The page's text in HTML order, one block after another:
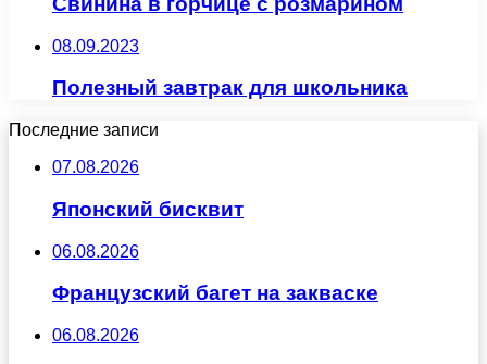
08.09.2023
Полезный завтрак для школьника
Последние записи
07.08.2026
Японский бисквит
06.08.2026
Французский багет на закваске
06.08.2026